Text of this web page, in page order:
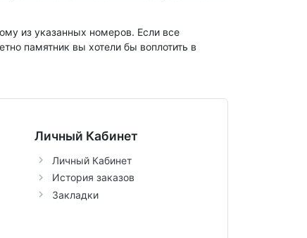
из указанных номеров. Если все
памятник вы хотели бы воплотить в
Личный Кабинет
Личный Кабинет
История заказов
Закладки